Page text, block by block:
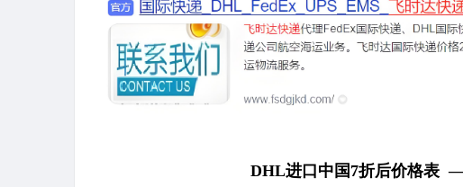
DHL进口中国7折后价格表